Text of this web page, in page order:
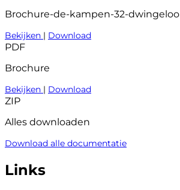
Brochure-de-kampen-32-dwingeloo
Bekijken | Download
PDF
Brochure
Bekijken | Download
ZIP
Alles downloaden
Download alle documentatie
Links